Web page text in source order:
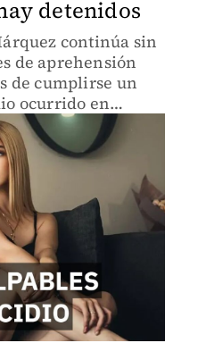
detenidos
continúa sin
de aprehensión
de cumplirse un
ocurrido en